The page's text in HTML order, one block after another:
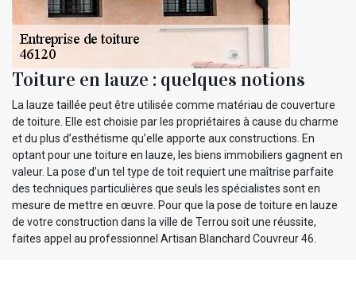
Toiture en lauze : quelques notions
La lauze taillée peut être utilisée comme matériau de couverture
de toiture. Elle est choisie par les propriétaires à cause du charme
et du plus d’esthétisme qu’elle apporte aux constructions. En
optant pour une toiture en lauze, les biens immobiliers gagnent en
valeur. La pose d’un tel type de toit requiert une maîtrise parfaite
des techniques particulières que seuls les spécialistes sont en
mesure de mettre en œuvre. Pour que la pose de toiture en lauze
de votre construction dans la ville de Terrou soit une réussite,
faites appel au professionnel Artisan Blanchard Couvreur 46.